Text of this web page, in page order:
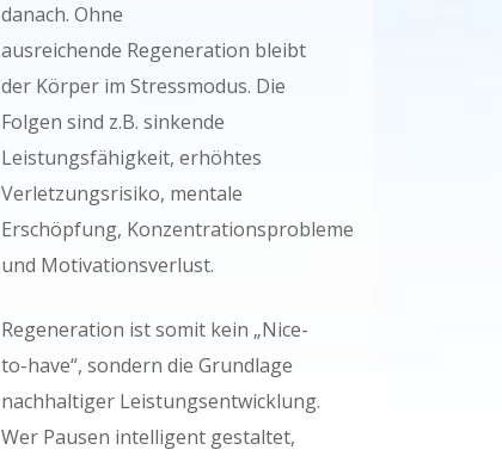
danach. Ohne
ausreichende Regeneration bleibt
der Körper im Stressmodus. Die
Folgen sind z.B. sinkende
Leistungsfähigkeit, erhöhtes
Verletzungsrisiko, mentale
Erschöpfung, Konzentrationsprobleme
und Motivationsverlust.
Regeneration ist somit kein „Nice-
to-have“, sondern die Grundlage
nachhaltiger Leistungsentwicklung.
Wer Pausen intelligent gestaltet,